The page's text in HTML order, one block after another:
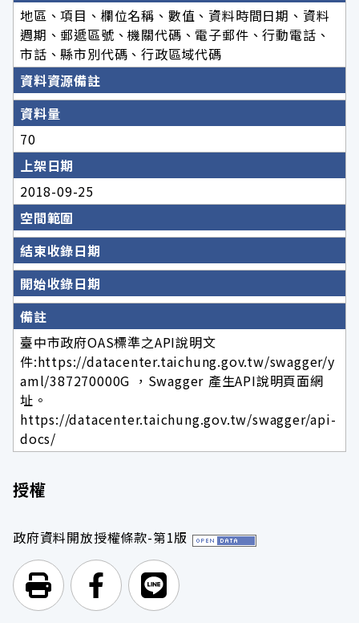
地區、項目、欄位名稱、數值、資料時間日期、資料
週期、郵遞區號、機關代碼、電子郵件、行動電話、
市話、縣市別代碼、行政區域代碼
資料資源備註
資料量
70
上架日期
2018-09-25
空間範圍
結束收錄日期
開始收錄日期
備註
臺中市政府OAS標準之API說明文
件:https://datacenter.taichung.gov.tw/swagger/y
aml/387270000G ，Swagger 產生API說明頁面網
址。
https://datacenter.taichung.gov.tw/swagger/api-
docs/
授權
政府資料開放授權條款-第1版
列印頁面前往Facebook
前往Line